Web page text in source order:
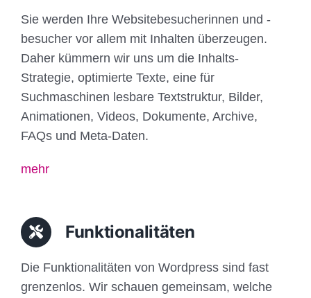
Sie werden Ihre Websitebesucherinnen und -
besucher vor allem mit Inhalten überzeugen.
Daher kümmern wir uns um die Inhalts-
Strategie, optimierte Texte, eine für
Suchmaschinen lesbare Textstruktur, Bilder,
Animationen, Videos, Dokumente, Archive,
FAQs und Meta-Daten.
mehr
Funktionalitäten
Die Funktionalitäten von Wordpress sind fast
grenzenlos. Wir schauen gemeinsam, welche